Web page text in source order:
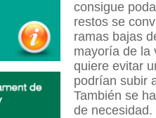
consigue
restos se
ramas bajas
mayoría de la
quiere evitar
podrían subir
También se
de necesidad.